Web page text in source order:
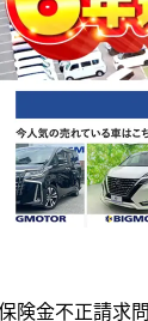
険金不正請求